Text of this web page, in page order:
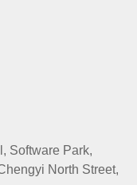
Software Park,
North Street,